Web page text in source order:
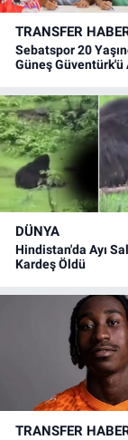
TRANSFER
Sebatspor 20
Güneş Güventürk'ü
DÜNYA
Hindistan'da Ayı
Kardeş Öldü
TRANSFER